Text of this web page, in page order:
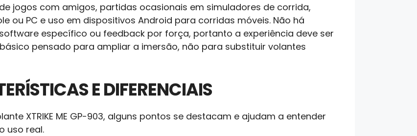
jogos com amigos, partidas ocasionais em simuladores de corrida,
ou PC e uso em dispositivos Android para corridas móveis. Não há
específico ou feedback por força, portanto a experiência deve ser
pensado para ampliar a imersão, não para substituir volantes
E DIFERENCIAIS
XTRIKE ME GP-903, alguns pontos se destacam e ajudam a entender
uso real.